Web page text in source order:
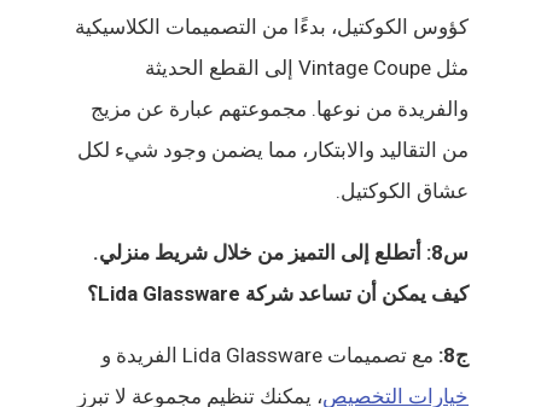
كؤوس الكوكتيل، بدءًا من التصميمات الكلاسيكية
مثل Vintage Coupe إلى القطع الحديثة
والفريدة من نوعها. مجموعتهم عبارة عن مزيج
من التقاليد والابتكار، مما يضمن وجود شيء لكل
عشاق الكوكتيل.
س8: أتطلع إلى التميز من خلال شريط منزلي.
كيف يمكن أن تساعد شركة Lida Glassware؟
ج8:
مع تصميمات Lida Glassware الفريدة و
خيارات التخصيص، يمكنك تنظيم مجموعة لا تبرز